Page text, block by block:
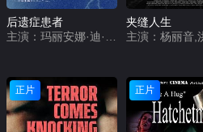
后遗症患者
夹缝人生
正片 正片